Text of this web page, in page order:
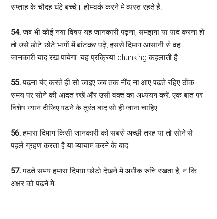
सप्ताह के चौदह घंटे बच्चे। होमवर्क करने मे व्यस्त रहते है.
54.जब भी कोई नया विषय यह जानकारी पढ़ना, समझना या याद करना हो
तो उसे छोटे-छोटे भागों में बांटकर पढ़े, इससे दिमाग आसानी से वह
जानकारी याद रख पायेगा. यह प्रक्रिया chunking कहलाती है.
55.पढ़ना बंद करते ही सो जाइए जब तक नींद ना आए पढ़ते रहिए ठीक
समय पर सोने की आदत रखें और उसी वक्त का अध्ययन करें. एक बात पर
विशेष ध्यान दीजिए पढ़ने के तुरंत बाद सो ही जाना चाहिए.
56.हमारा दिमाग किसी जानकारी को सबसे अच्छी तरह या तो सोने से
पहले ग्रहण करता है या व्यायाम करने के बाद.
57.पढ़ते समय हमारा दिमाग़ फोटो देखने मे अधीक रुचि रखता है, न कि
अक्षर को पढ़ने मे.